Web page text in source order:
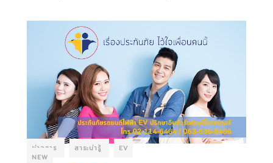
ข่าวสาร สาระน่ารู้
EV
NEW